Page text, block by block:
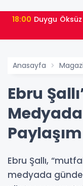
18:00
Anasayfa
Ebru
Paylaşım
Ebru Şallı,
medyada